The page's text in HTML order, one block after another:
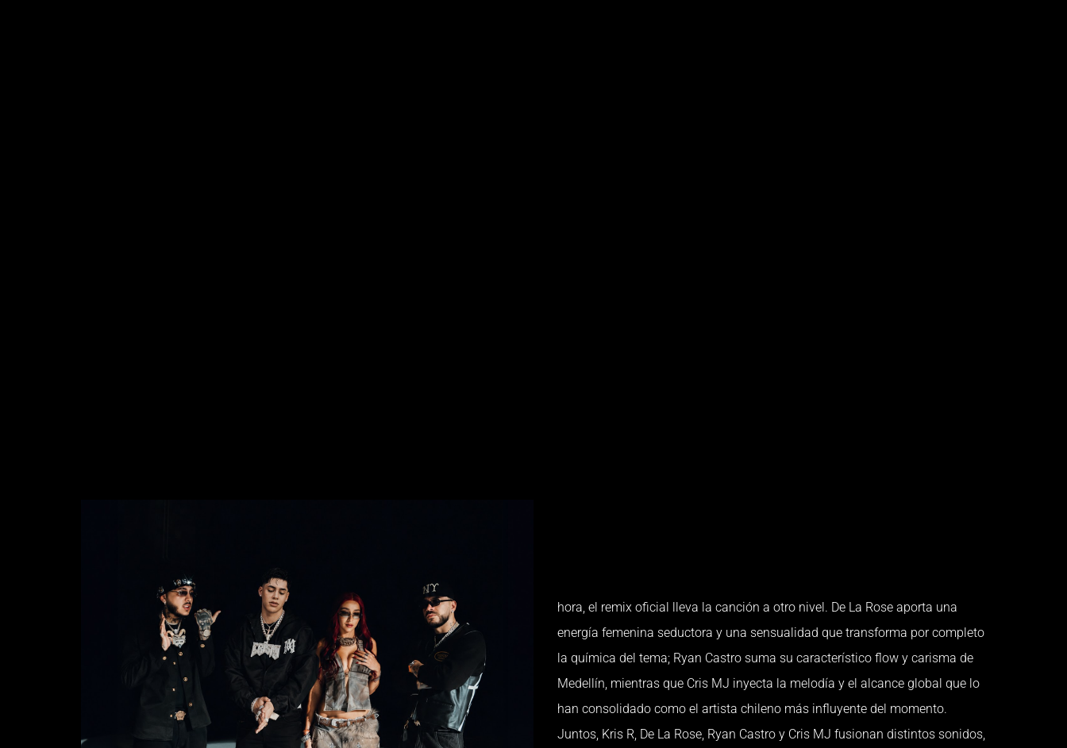
hora, el remix oficial lleva la canción a otro nivel. De La Rose aporta una
energía femenina seductora y una sensualidad que transforma por completo
la química del tema; Ryan Castro suma su característico flow y carisma de
Medellín, mientras que Cris MJ inyecta la melodía y el alcance global que lo
han consolidado como el artista chileno más influyente del momento.
Juntos, Kris R, De La Rose, Ryan Castro y Cris MJ fusionan distintos sonidos,